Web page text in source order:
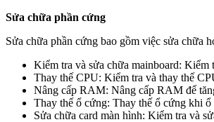
Sửa chữa phần cứng
Sửa chữa phần cứng bao gồm việc sửa
Kiểm tra và sửa chữa mainboard: Kiểm
Thay thế CPU: Kiểm tra và thay thế
Nâng cấp RAM: Nâng cấp RAM để
Thay thế ổ cứng: Thay thế ổ cứng khi
Sửa chữa card màn hình: Kiểm tra và